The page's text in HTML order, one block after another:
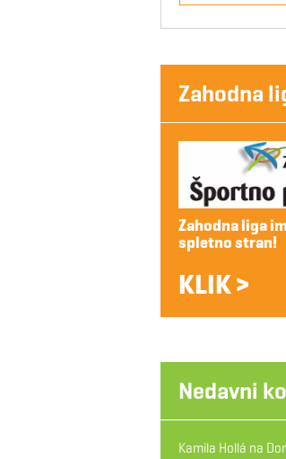
Zahodna
Zahodna liga
spletno stran!
KLIK >
Nedavni
Kamila Hollá na